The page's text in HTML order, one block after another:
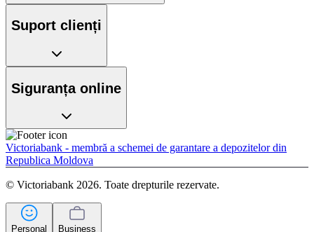
Suport clienți
Siguranța online
Victoriabank - membră a schemei de garantare a depozitelor din
Republica Moldova
© Victoriabank 2026. Toate drepturile rezervate.
Personal Business